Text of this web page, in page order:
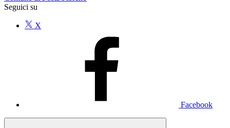
Seguici su
X
Facebook